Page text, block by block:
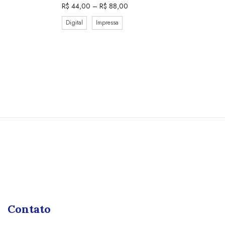
R$ 44,00 – R$ 88,00
Digital Impressa
Contato